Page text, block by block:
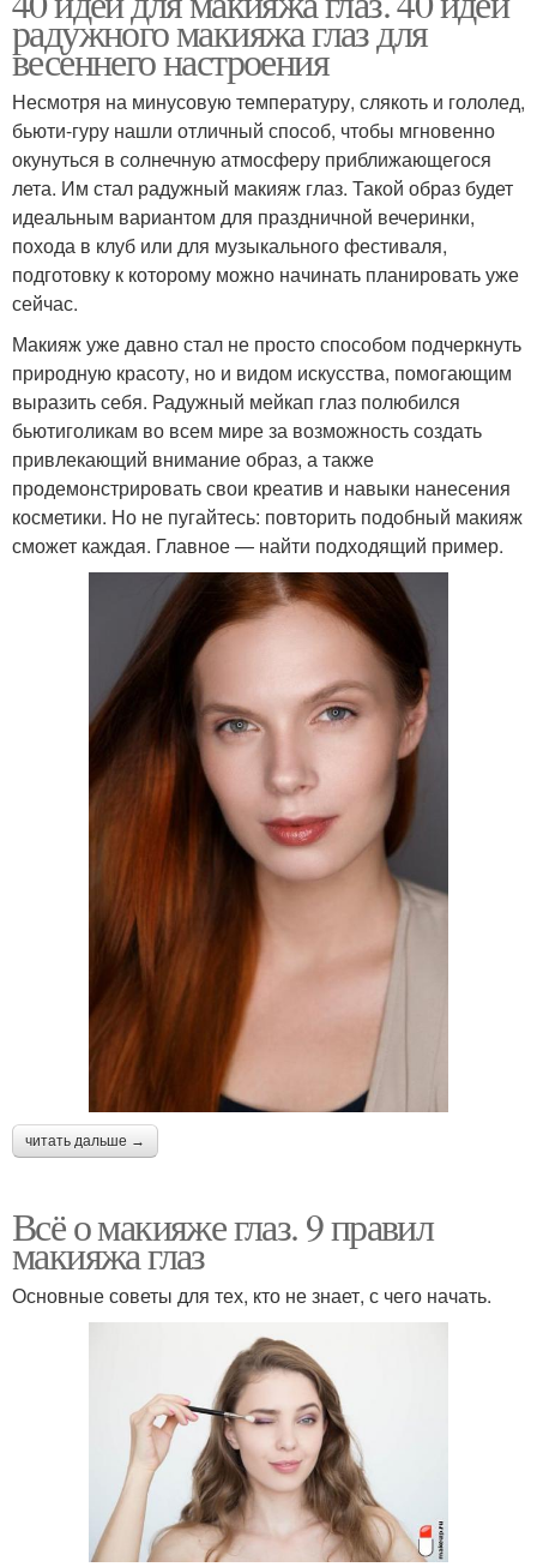
радужного макияжа глаз для
весеннего настроения
Несмотря на минусовую температуру, слякоть и гололед,
бьюти-гуру нашли отличный способ, чтобы мгновенно
окунуться в солнечную атмосферу приближающегося
лета. Им стал радужный макияж глаз. Такой образ будет
идеальным вариантом для праздничной вечеринки,
похода в клуб или для музыкального фестиваля,
подготовку к которому можно начинать планировать уже
сейчас.
Макияж уже давно стал не просто способом подчеркнуть
природную красоту, но и видом искусства, помогающим
выразить себя. Радужный мейкап глаз полюбился
бьютиголикам во всем мире за возможность создать
привлекающий внимание образ, а также
продемонстрировать свои креатив и навыки нанесения
косметики. Но не пугайтесь: повторить подобный макияж
сможет каждая. Главное — найти подходящий пример.
читать дальше →
Всё о макияже глаз. 9 правил
макияжа глаз
Основные советы для тех, кто не знает, с чего начать.